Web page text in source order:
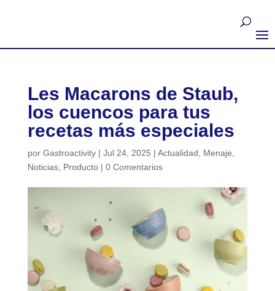
Les Macarons de Staub,
los cuencos para tus
recetas más especiales
por Gastroactivity| Jul 24, 2025 | Actualidad Menaje
Noticias, Producto| 0 Comentarios